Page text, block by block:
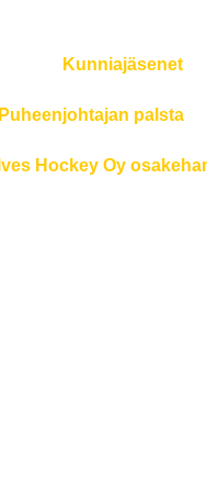
Kunniajäsenet
Puheenjohtajan palsta
Ilves Hockey Oy